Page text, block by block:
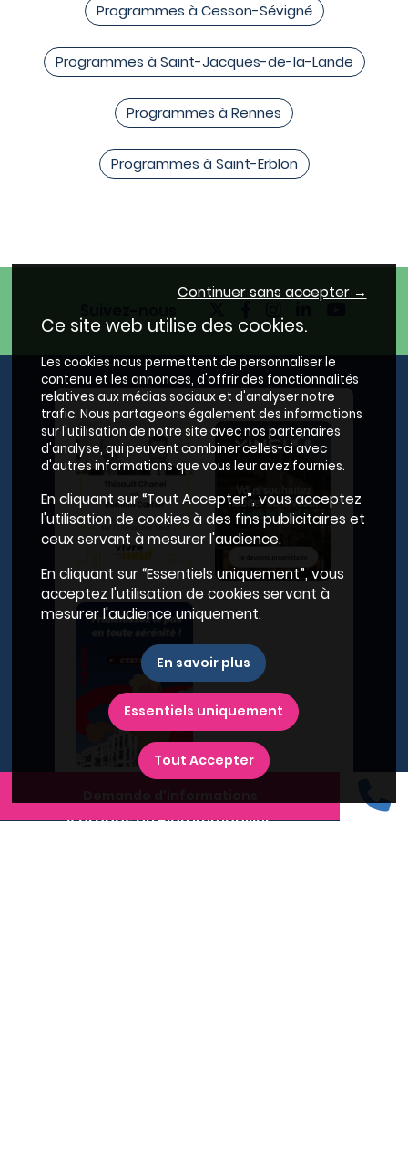
Programmes à Cesson-Sévigné
Programmes à Saint-Jacques-de-la-Lande
Programmes à Rennes
Programmes à Saint-Erblon
A propos du Plan Immobilier
Continuer sans accepter →
Ce site web utilise des cookies.
Les cookies nous permettent de personnaliser le
contenu et les annonces, d'offrir des fonctionnalités
relatives aux médias sociaux et d'analyser notre
trafic. Nous partageons également des informations
sur l'utilisation de notre site avec nos partenaires
d'analyse, qui peuvent combiner celles-ci avec
d'autres informations que vous leur avez fournies.
En cliquant sur “Tout Accepter”, vous acceptez
l'utilisation de cookies à des fins publicitaires et
ceux servant à mesurer l'audience.
En cliquant sur “Essentiels uniquement”, vous
acceptez l'utilisation de cookies servant à
mesurer l'audience uniquement.
En savoir plus
Essentiels uniquement
Tout Accepter